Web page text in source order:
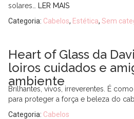
solares…
LER MAIS
Categoria: Cabelos, Estética, Sem
Heart of Glass da
loiros cuidados e
ambiente
Brilhantes, vivos, irreverentes. É
para proteger a força e beleza do
Categoria: Cabelos